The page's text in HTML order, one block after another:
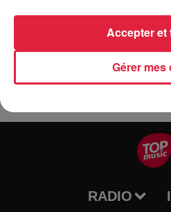
Perrine au 06.36.97.10.65. Pass
obligatoire pour les exposants
RADIO
Gérer mes
Accepter et